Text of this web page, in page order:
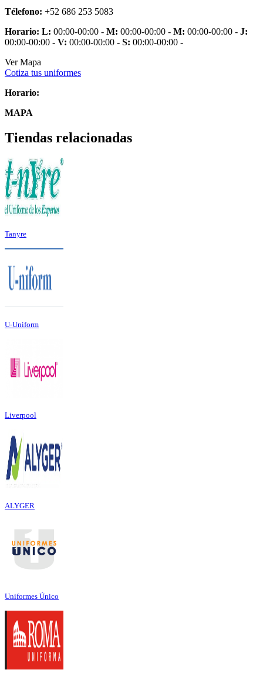
Télefono: +52 686 253 5083
Horario: L: 00:00-00:00 - M: 00:00-00:00 - M: 00:00-00:00 - J:
00:00-00:00 - V: 00:00-00:00 - S: 00:00-00:00 -
Ver Mapa
Cotiza tus uniformes
Horario:
MAPA
Tiendas relacionadas
Tanyre
U-Uniform
Liverpool
ALYGER
Uniformes Único